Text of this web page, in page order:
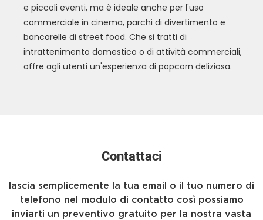
e piccoli eventi, ma è ideale anche per l'uso
commerciale in cinema, parchi di divertimento e
bancarelle di street food. Che si tratti di
intrattenimento domestico o di attività commerciali,
offre agli utenti un'esperienza di popcorn deliziosa.
Contattaci
lascia semplicemente la tua email o il tuo numero di
telefono nel modulo di contatto così possiamo
inviarti un preventivo gratuito per la nostra vasta